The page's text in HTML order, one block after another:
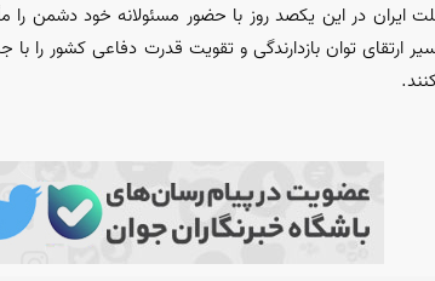
ایران در این یکصد روز با حضور مسئولانه خود دشمن
ارتقای توان بازدارندگی و تقویت قدرت دفاعی کشور را